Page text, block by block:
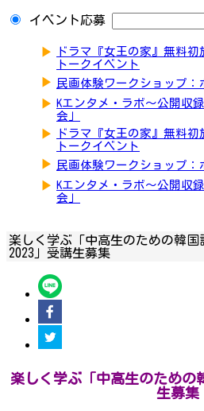
イベント応募
▶
ドラマ『女王の家』無料
トークイベント
▶ 民画体験ワークショップ
▶ Kエンタメ・ラボ～公開収
会」
▶
ドラマ『女王の家』無料
トークイベント
▶ 民画体験ワークショップ
▶ Kエンタメ・ラボ～公開収
会」
楽しく学ぶ「中高生のための韓国
2023」受講生募集
楽しく学ぶ「中高生のための
生募集